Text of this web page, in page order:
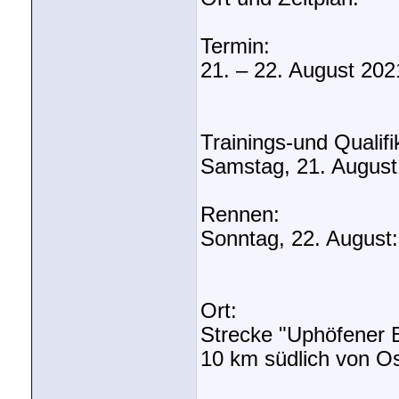
Termin:
21. – 22. August
Trainings-und
Samstag, 21.
Rennen:
Sonntag, 22.
Ort:
Strecke "Uphöfener
10 km südlich von